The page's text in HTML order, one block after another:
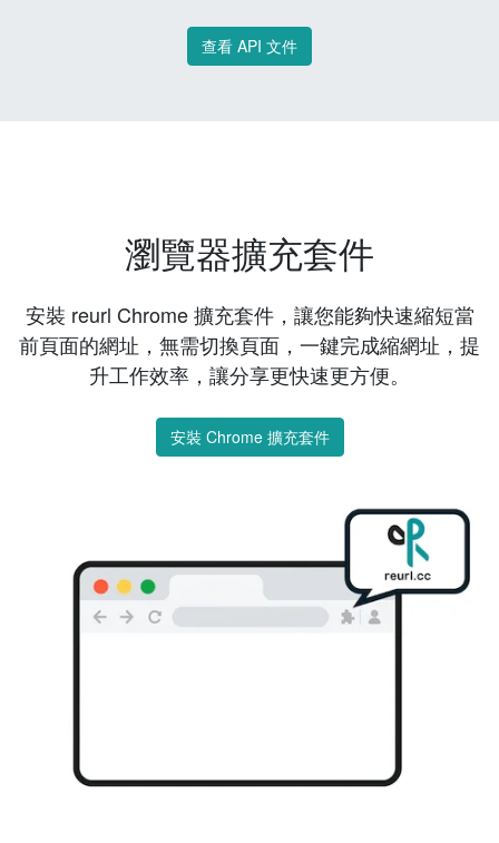
查看 API 文件
瀏覽器擴充套件
安裝 reurl Chrome 擴充套件，讓您能夠快速縮短當
前頁面的網址，無需切換頁面，一鍵完成縮網址，提
升工作效率，讓分享更快速更方便。
安裝 Chrome 擴充套件